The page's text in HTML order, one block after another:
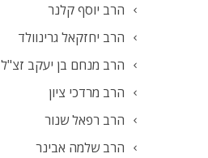
הרב יוסף קלנר
הרב יחזקאל גרינוולד
הרב מנחם בן יעקב זצ"ל
הרב מרדכי ציון
הרב רפאל שנור
הרב שלמה אבינר